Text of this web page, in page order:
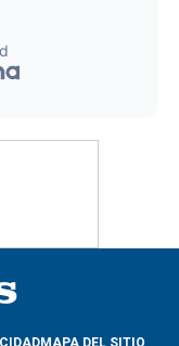
MAPA DEL SITIO